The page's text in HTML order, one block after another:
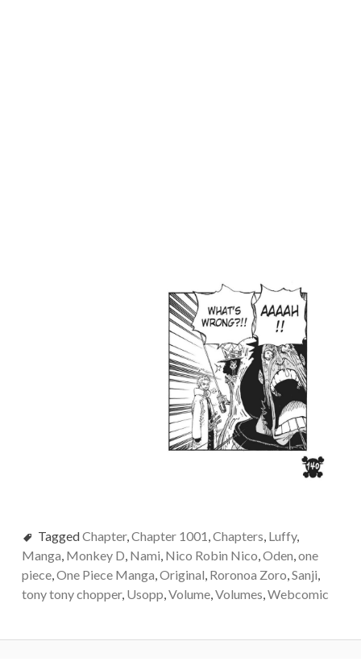
TaggedChapter, Chapter 1001 Chapters Luffy,
Manga Monkey D Nami Nico Robin Nico Oden one
piece, One Piece Manga Original Roronoa Zoro Sanji
tony tony chopper, Usopp Volume, Volumes Webcomic